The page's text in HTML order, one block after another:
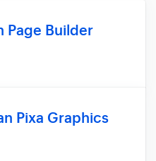
Page Builder
Pixa Graphics